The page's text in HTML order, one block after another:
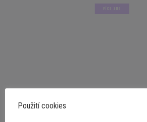
Použití cookies